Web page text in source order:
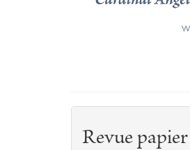
Revue papier